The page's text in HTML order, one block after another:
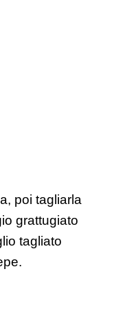
poi tagliarla
grattugiato
tagliato